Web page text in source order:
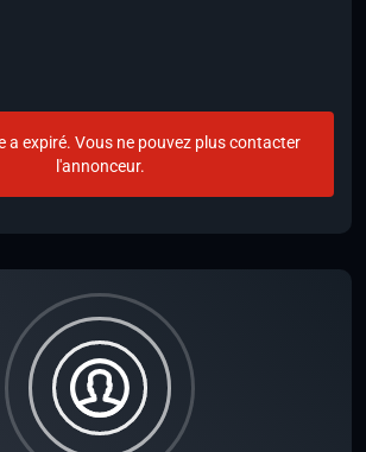
a expiré. Vous ne pouvez plus contacter
l'annonceur.